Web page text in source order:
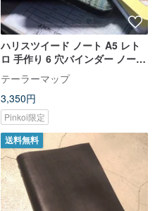
ハリスツイード ノート A5 レト
ロ 手作り 6 穴バインダー ノート
テーラーマップ
3,350円
Pinkoi限定
送料無料